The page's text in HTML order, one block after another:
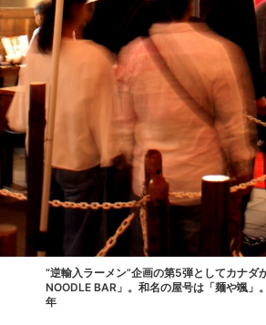
“逆輸入ラーメン”企画の第5弾としてカナダ
NOODLE BAR」。和名の屋号は「麺や颯
年